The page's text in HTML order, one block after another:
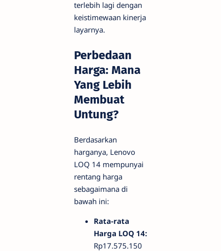
terlebih lagi dengan
keistimewaan kinerja
layarnya.
Perbedaan
Harga: Mana
Yang Lebih
Membuat
Untung?
Berdasarkan
harganya, Lenovo
LOQ 14 mempunyai
rentang harga
sebagaimana di
bawah ini:
Rata-rata
Harga LOQ 14:
Rp17.575.150